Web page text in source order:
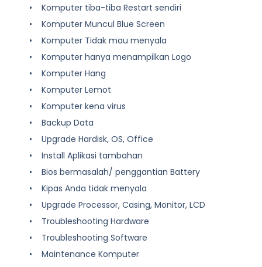
• Komputer tiba-tiba Restart sendiri
• Komputer Muncul Blue Screen
• Komputer Tidak mau menyala
• Komputer hanya menampilkan Logo
• Komputer Hang
• Komputer Lemot
• Komputer kena virus
• Backup Data
• Upgrade Hardisk, OS, Office
• Install Aplikasi tambahan
• Bios bermasalah/ penggantian Battery
• Kipas Anda tidak menyala
• Upgrade Processor, Casing, Monitor, LCD
• Troubleshooting Hardware
• Troubleshooting Software
• Maintenance Komputer